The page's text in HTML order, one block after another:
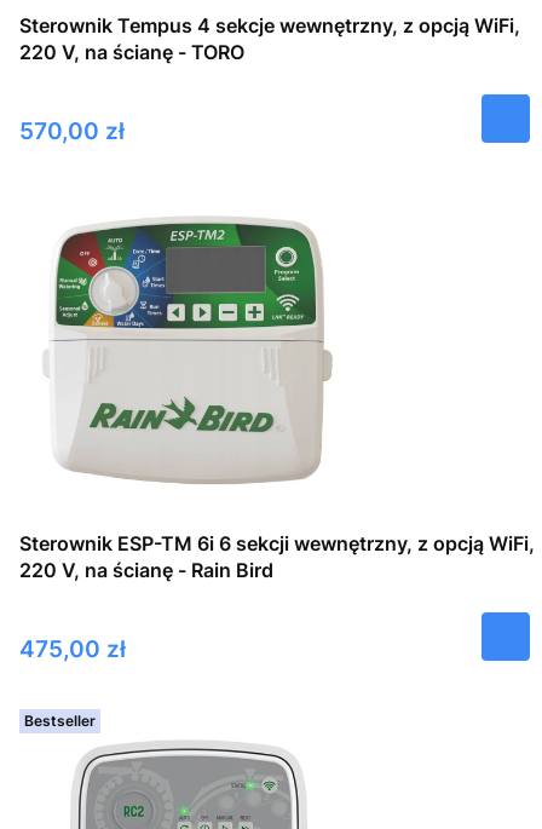
Sterownik Tempus 4 sekcje wewnętrzny, z opcją WiFi,
220 V, na ścianę - TORO
Cena
570,00 zł
Sterownik ESP-TM 6i 6 sekcji wewnętrzny, z opcją WiFi,
220 V, na ścianę - Rain Bird
Cena
475,00 zł
Bestseller